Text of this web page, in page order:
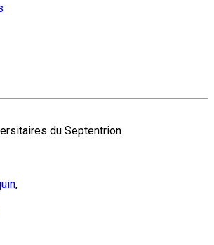
du Septentrion
,